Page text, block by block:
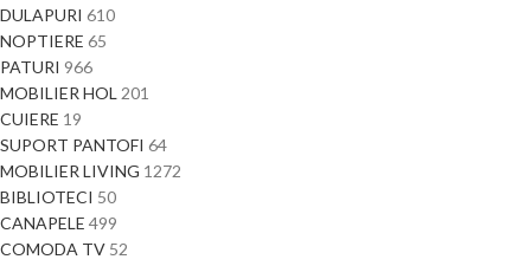
DULAPURI 610
NOPTIERE 65
PATURI 966
MOBILIER HOL 201
CUIERE 19
SUPORT PANTOFI 64
MOBILIER LIVING 1272
BIBLIOTECI 50
CANAPELE 499
COMODA TV 52